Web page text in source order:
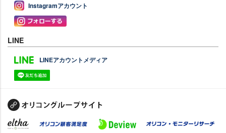
Instagramアカウント
LINE
LINEアカウントメディア